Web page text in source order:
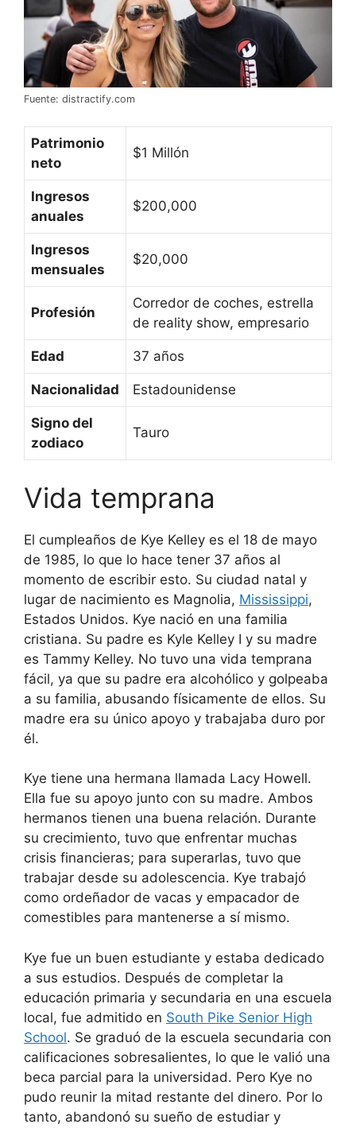
Fuente: distractify.com
Patrimonio
neto
$1 Millón
Ingresos
anuales
$200,000
Ingresos
mensuales
$20,000
Profesión
Corredor de coches, estrella
de reality show, empresario
Edad 37 años
Nacionalidad Estadounidense
Signo del
zodiaco
Tauro
Vida temprana
El cumpleaños de Kye Kelley es el 18 de mayo
de 1985, lo que lo hace tener 37 años al
momento de escribir esto. Su ciudad natal y
lugar de nacimiento es Magnolia, Mississippi,
Estados Unidos. Kye nació en una familia
cristiana. Su padre es Kyle Kelley I y su madre
es Tammy Kelley. No tuvo una vida temprana
fácil, ya que su padre era alcohólico y golpeaba
a su familia, abusando físicamente de ellos. Su
madre era su único apoyo y trabajaba duro por
él.
Kye tiene una hermana llamada Lacy Howell.
Ella fue su apoyo junto con su madre. Ambos
hermanos tienen una buena relación. Durante
su crecimiento, tuvo que enfrentar muchas
crisis financieras; para superarlas, tuvo que
trabajar desde su adolescencia. Kye trabajó
como ordeñador de vacas y empacador de
comestibles para mantenerse a sí mismo.
Kye fue un buen estudiante y estaba dedicado
a sus estudios. Después de completar la
educación primaria y secundaria en una escuela
local, fue admitido en South Pike Senior High
School. Se graduó de la escuela secundaria con
calificaciones sobresalientes, lo que le valió una
beca parcial para la universidad. Pero Kye no
pudo reunir la mitad restante del dinero. Por lo
tanto, abandonó su sueño de estudiar y